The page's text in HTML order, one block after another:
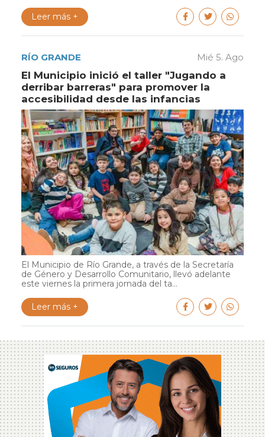
Leer más +
RÍO GRANDE Mié 5. Ago
El Municipio inició el taller "Jugando a
derribar barreras" para promover la
accesibilidad desde las infancias
El Municipio de Río Grande, a través de la Secretaría
de Género y Desarrollo Comunitario, llevó adelante
este viernes la primera jornada del ta...
Leer más +